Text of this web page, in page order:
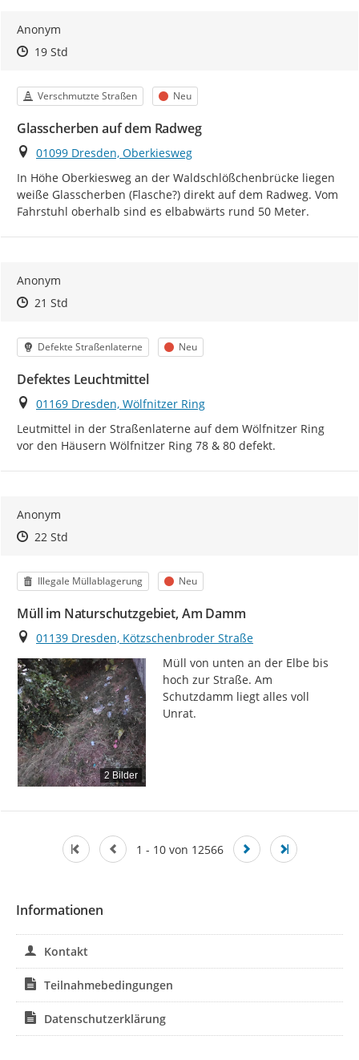
Anonym
Zeitpunkt des Erstellens
Zeitpunkt des Erstellens
19 StdZur Äußerung
Kategorie
Verschmutzte Straßen Status
Neu
Glasscherben auf dem Radweg
Ort
01099 Dresden, Oberkiesweg
In Höhe Oberkiesweg an der Waldschlößchenbrücke liegen
weiße Glasscherben (Flasche?) direkt auf dem Radweg. Vom
Fahrstuhl oberhalb sind es elbabwärts rund 50 Meter.
Anonym
Zeitpunkt des Erstellens
Zeitpunkt des Erstellens
21 StdZur Äußerung
Kategorie
Defekte Straßenlaterne Status
Neu
Defektes Leuchtmittel
Ort
01169 Dresden, Wölfnitzer Ring
Leutmittel in der Straßenlaterne auf dem Wölfnitzer Ring
vor den Häusern Wölfnitzer Ring 78 & 80 defekt.
Anonym
Zeitpunkt des Erstellens
Zeitpunkt des Erstellens
22 StdZur Äußerung
Kategorie
Illegale Müllablagerung Status
Neu
Müll im Naturschutzgebiet, Am Damm
Ort
01139 Dresden, Kötzschenbroder Straße
2 Bilder
Müll von unten an der Elbe bis
hoch zur Straße. Am
Schutzdamm liegt alles voll
Unrat.
1 - 10 von 12566
Informationen
Kontakt
Teilnahmebedingungen
Datenschutzerklärung